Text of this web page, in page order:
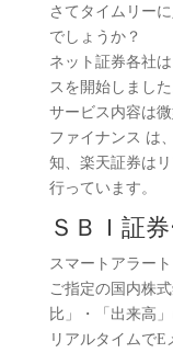
さてタイムリー
でしょうか？
ネット証券各社
スを開始しまし
サービス内容は
ファイナンス は
知、楽天証券は
行っています。
ＳＢＩ証
スマートアラー
ご指定の国内株
比」・「出来高
リアルタイムで